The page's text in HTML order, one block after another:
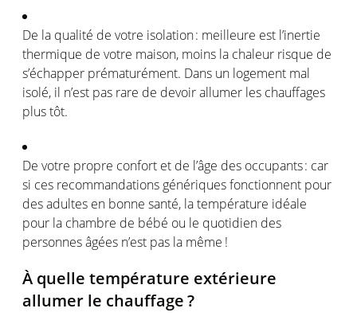
De la qualité de votre isolation : meilleure est l’inertie
thermique de votre maison, moins la chaleur risque de
s’échapper prématurément. Dans un logement mal
isolé, il n’est pas rare de devoirallumer les chauffages
plustôt.
De votre propre confort et de l’âge des occupants : car
si ces recommandations génériquesfonctionnent pour
desadultes en bonne santé, latempérature idéale
pour la chambre de bébé ou le quotidien des
personnesâgées n’est pas la même !
À quelle température extérieure
allumer le chauffage?